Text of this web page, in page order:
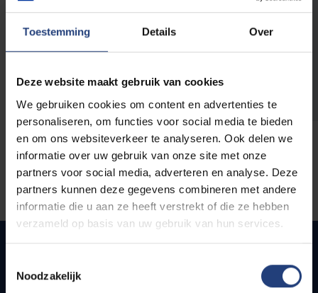
Toestemming Details Over
Deze website maakt gebruik van cookies
We gebruiken cookies om content en advertenties te
personaliseren, om functies voor social media te bieden
en om ons websiteverkeer te analyseren. Ook delen we
informatie over uw gebruik van onze site met onze
partners voor social media, adverteren en analyse. Deze
partners kunnen deze gegevens combineren met andere
informatie die u aan ze heeft verstrekt of die ze hebben
verzameld op basis van uw gebruik van hun services.
Noodzakelijk
Quick links